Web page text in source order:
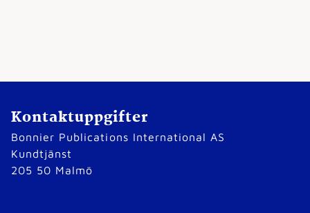
Kontaktuppgifter
Bonnier Publications International AS
Kundtjänst
205 50 Malmö